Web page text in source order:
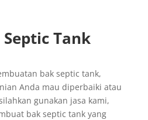
Tank
bak septic tank,
Anda mau diperbaiki atau
gunakan jasa kami,
bak septic tank yang